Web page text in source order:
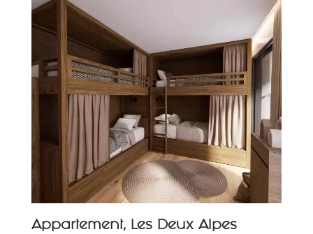
Appartement, Les Deux Alpes